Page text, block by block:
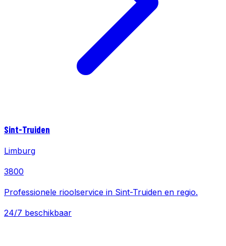
Sint-Truiden
Limburg
3800
Professionele rioolservice in Sint-Truiden en regio.
24/7 beschikbaar